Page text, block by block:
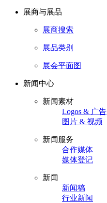
展商与展品
展商搜索
展品类别
展会平面图
新闻中心
新闻素材
Logos & 广告
图片 & 视频
新闻服务
合作媒体
媒体登记
新闻
新闻稿
行业新闻